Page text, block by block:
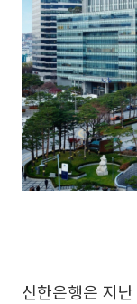
신한은행은 지